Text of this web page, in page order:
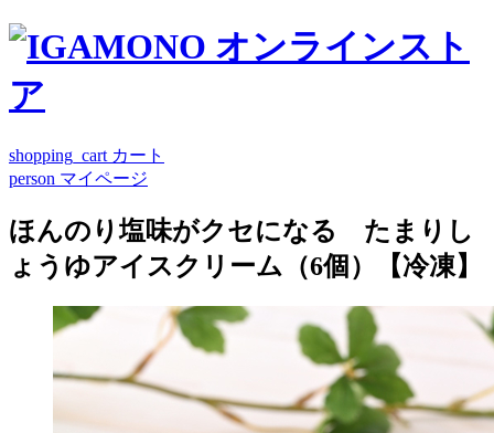
shopping_cart カート
person マイページ
ほんのり塩味がクセになる たまりし
ょうゆアイスクリーム（6個）【冷凍】